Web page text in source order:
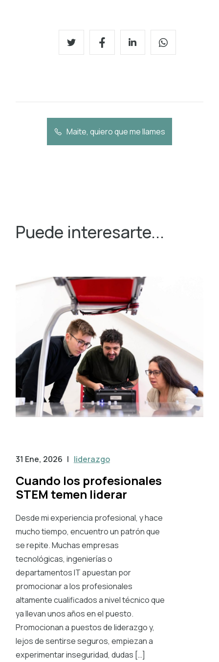
Maite, quiero que me llames
Puede interesarte...
31 Ene, 2026 | liderazgo
Cuando los profesionales
STEM temen liderar
Desde mi experiencia profesional, y hace
mucho tiempo, encuentro un patrón que
se repite. Muchas empresas
tecnológicas, ingenierías o
departamentos IT apuestan por
promocionar a los profesionales
altamente cualificados a nivel técnico que
ya llevan unos años en el puesto.
Promocionan a puestos de liderazgo y,
lejos de sentirse seguros, empiezan a
experimentar inseguridad, dudas […]